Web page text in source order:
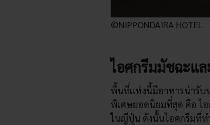
©NIPPONDAIRA HOTEL
ไอศกรีมมัชฉะแ
พื้นที่แห่งนี้มีอาหารน่ารับ
พิเศษยอดนิยมที่สุด คือ ไ
ในญีปุ่น ดังนั้นไอศกรีมที่ท